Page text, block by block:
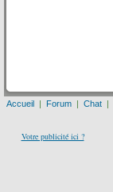
Accueil | Forum | Chat |
Votre publicité ici ?